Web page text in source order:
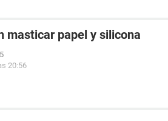
masticar papel y silicona
20:56